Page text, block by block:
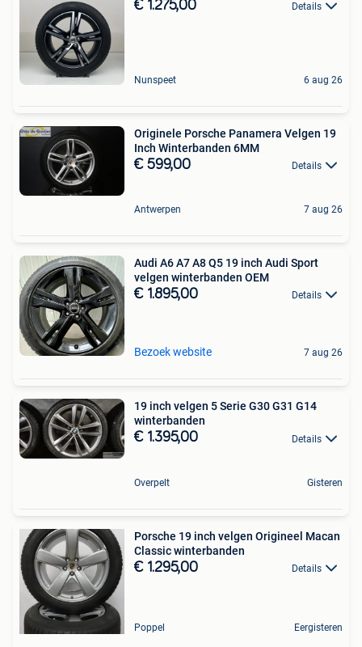
€ 1.275,00 Details
Nunspeet 6 aug 26
Originele Porsche Panamera Velgen 19
Inch Winterbanden 6MM
€ 599,00 Details
Antwerpen 7 aug 26
Audi A6 A7 A8 Q5 19 inch Audi Sport
velgen winterbanden OEM
€ 1.895,00 Details
Bezoek website 7 aug 26
19 inch velgen 5 Serie G30 G31 G14
winterbanden
€ 1.395,00 Details
Overpelt Gisteren
Porsche 19 inch velgen Origineel Macan
Classic winterbanden
€ 1.295,00 Details
Poppel Eergisteren